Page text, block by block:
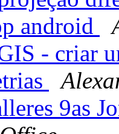
android
- criar
9as